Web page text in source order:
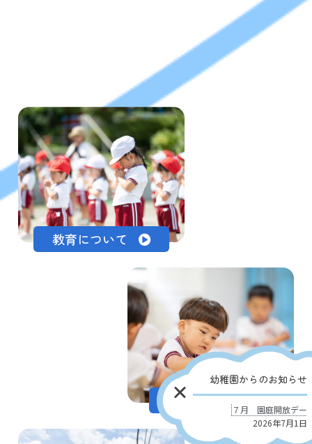
教育について
園での生活
幼稚園からのお知らせ
７月 園庭開放デー
2026年7月1日